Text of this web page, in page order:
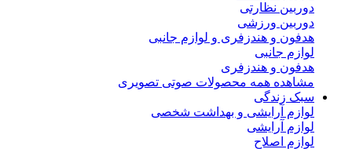
دوربین نظارتی
دوربین ورزشی
هدفون و هندزفری و لوازم جانبی
لوازم جانبی
هدفون و هندزفری
مشاهده همه محصولات صوتی تصویری
سبک زندگی
لوازم آرایشی و بهداشت شخصی
لوازم آرایشی
لوازم اصلاح